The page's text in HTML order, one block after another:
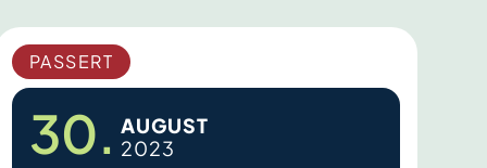
PASSERT
30. AUGUST
2023